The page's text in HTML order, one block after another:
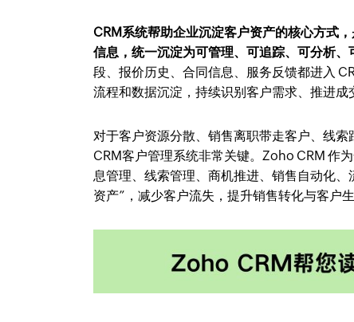
CRM系统帮助企业沉淀客户资产的核心方式
信息，统一沉淀为可管理、可追踪、可分析、
段、报价历史、合同信息、服务反馈都进入
流程和数据沉淀，持续识别客户需求、推进成
对于客户资源分散、销售离职带走客户、线
CRM客户管理系统非常关键。Zoho CRM 作
息管理、线索管理、商机推进、销售自动化
资产”，减少客户流失，提升销售转化与客户生